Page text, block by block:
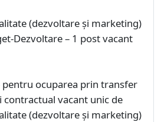
(dezvoltare și marketing)
Dezvoltare – 1 post vacant
pentru ocuparea prin transfer
contractual vacant unic de
(dezvoltare și marketing)